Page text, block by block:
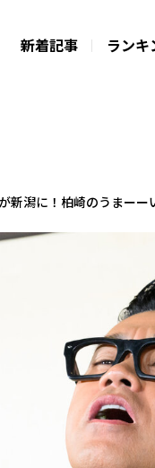
新着記事 ランキ
新潟に！柏崎のうまー